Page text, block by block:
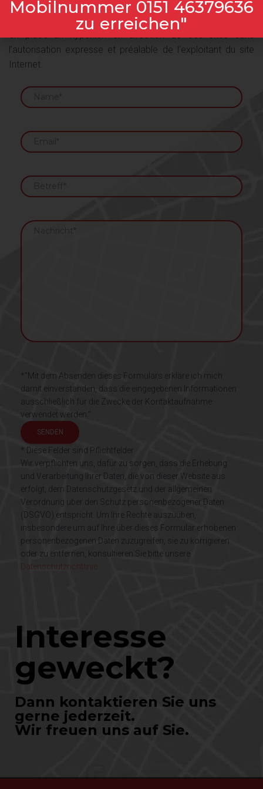
Les utilisateurs visiteurs du site Internet ne peuvent mettre
en place un hyperlien en direction de ces sites sans
l’autorisation expresse et préalable de l’exploitant du site
Internet.
*"Mit dem Absenden dieses Formulars erkläre ich mich
damit einverstanden, dass die eingegebenen Informationen
ausschließlich für die Zwecke der Kontaktaufnahme
verwendet werden."
* Diese Felder sind Pflichtfelder
Wir verpflichten uns, dafür zu sorgen, dass die Erhebung
und Verarbeitung Ihrer Daten, die von dieser Website aus
erfolgt, dem Datenschutzgesetz und der allgemeinen
Verordnung über den Schutz personenbezogener Daten
(DSGVO) entspricht. Um Ihre Rechte auszuüben,
insbesondere um auf Ihre über dieses Formular erhobenen
personenbezogenen Daten zuzugreifen, sie zu korrigieren
oder zu entfernen, konsultieren Sie bitte unsere
Datenschutzrichtlinie
Interesse
geweckt?
Dann kontaktieren Sie uns
gerne jederzeit.
Wir freuen uns auf Sie.
Mobilnummer 0151 46379636
zu erreichen"